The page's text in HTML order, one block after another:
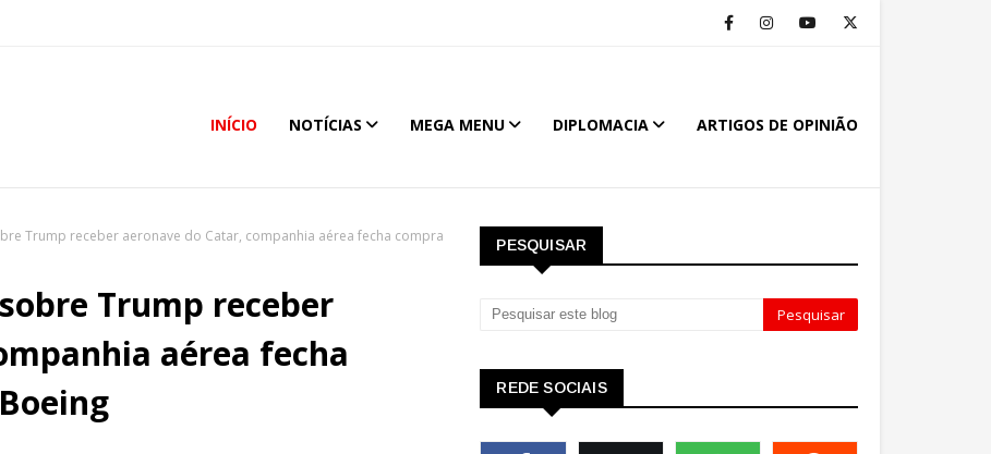
INÍCIO NOTÍCIAS MEGA MENU DIPLOMACIA ARTIGOS DE OPINIÃO
Trump receber aeronave do Catar, companhia aérea fecha compra
Trump receber
aérea fecha
PESQUISAR
REDE SOCIAIS